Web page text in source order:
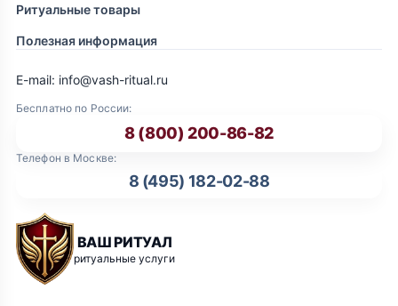
Ритуальные товары
Полезная информация
ВАШ РИТУАЛ
ритуальные услуги
Бесплатно по России:
8 (800) 200-86-82
Телефон в Москве:
8 (495) 182-02-88
E-mail: info@vash-ritual.ru